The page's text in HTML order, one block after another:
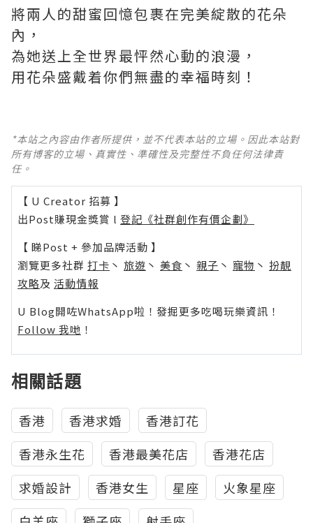
將兩人的甜蜜回憶包裹在完美綻散的花朵
內，
為她送上全世界最怦然心動的浪漫，
用花朵盛戴着你們無盡的幸福時刻！
*本站之內容由作者所提供，並不代表本站的立場。因此本站對
所有博客的立場、真實性、準確性及完整性不負任何法律責
任。
【 U Creator 招募 】
出Post賺現金獎賞 l 登記《社群創作有價企劃》
【 睇Post + 參加品牌活動 】
瀏覽更多社群 打卡 丶 旅遊 丶 美食 丶 親子 丶 寵物 丶 扮靚
攻略及 活動情報
U Blog開咗WhatsApp啦！發掘更多吃喝玩樂資訊！
Follow 我哋 ！
相關話題
香港 香港求婚
香港訂花
香港永生花
香港最美花店
香港花店
求婚設計
香港女生 星座
火象星座